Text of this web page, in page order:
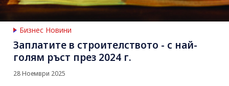
Бизнес Новини
Заплатите в строителството - с най-
голям ръст през 2024 г.
28 Ноември 2025